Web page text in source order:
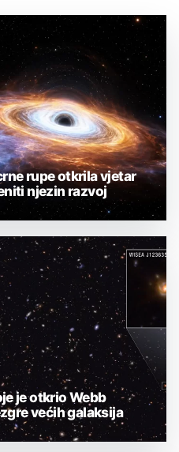
rupe otkrila vjetar
njezin razvoj
je otkrio Webb
većih galaksija